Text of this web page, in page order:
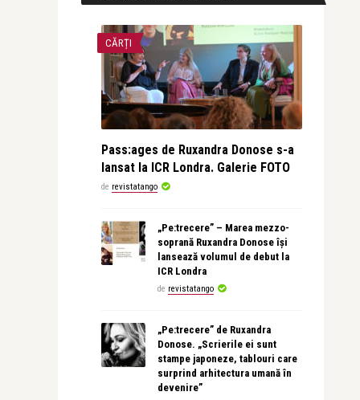
CĂRȚI
Pass:ages de Ruxandra Donose s-a
lansat la ICR Londra. Galerie FOTO
de revistatango
„Pe:trecere” – Marea mezzo-
soprană Ruxandra Donose își
lansează volumul de debut la
ICR Londra
de revistatango
„Pe:trecere” de Ruxandra
Donose. „Scrierile ei sunt
stampe japoneze, tablouri care
surprind arhitectura umană în
devenire”